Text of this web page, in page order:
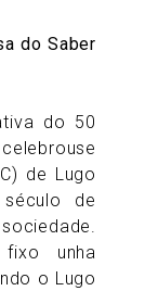
do Saber
do 50
de Lugo
de
unha
o Lugo